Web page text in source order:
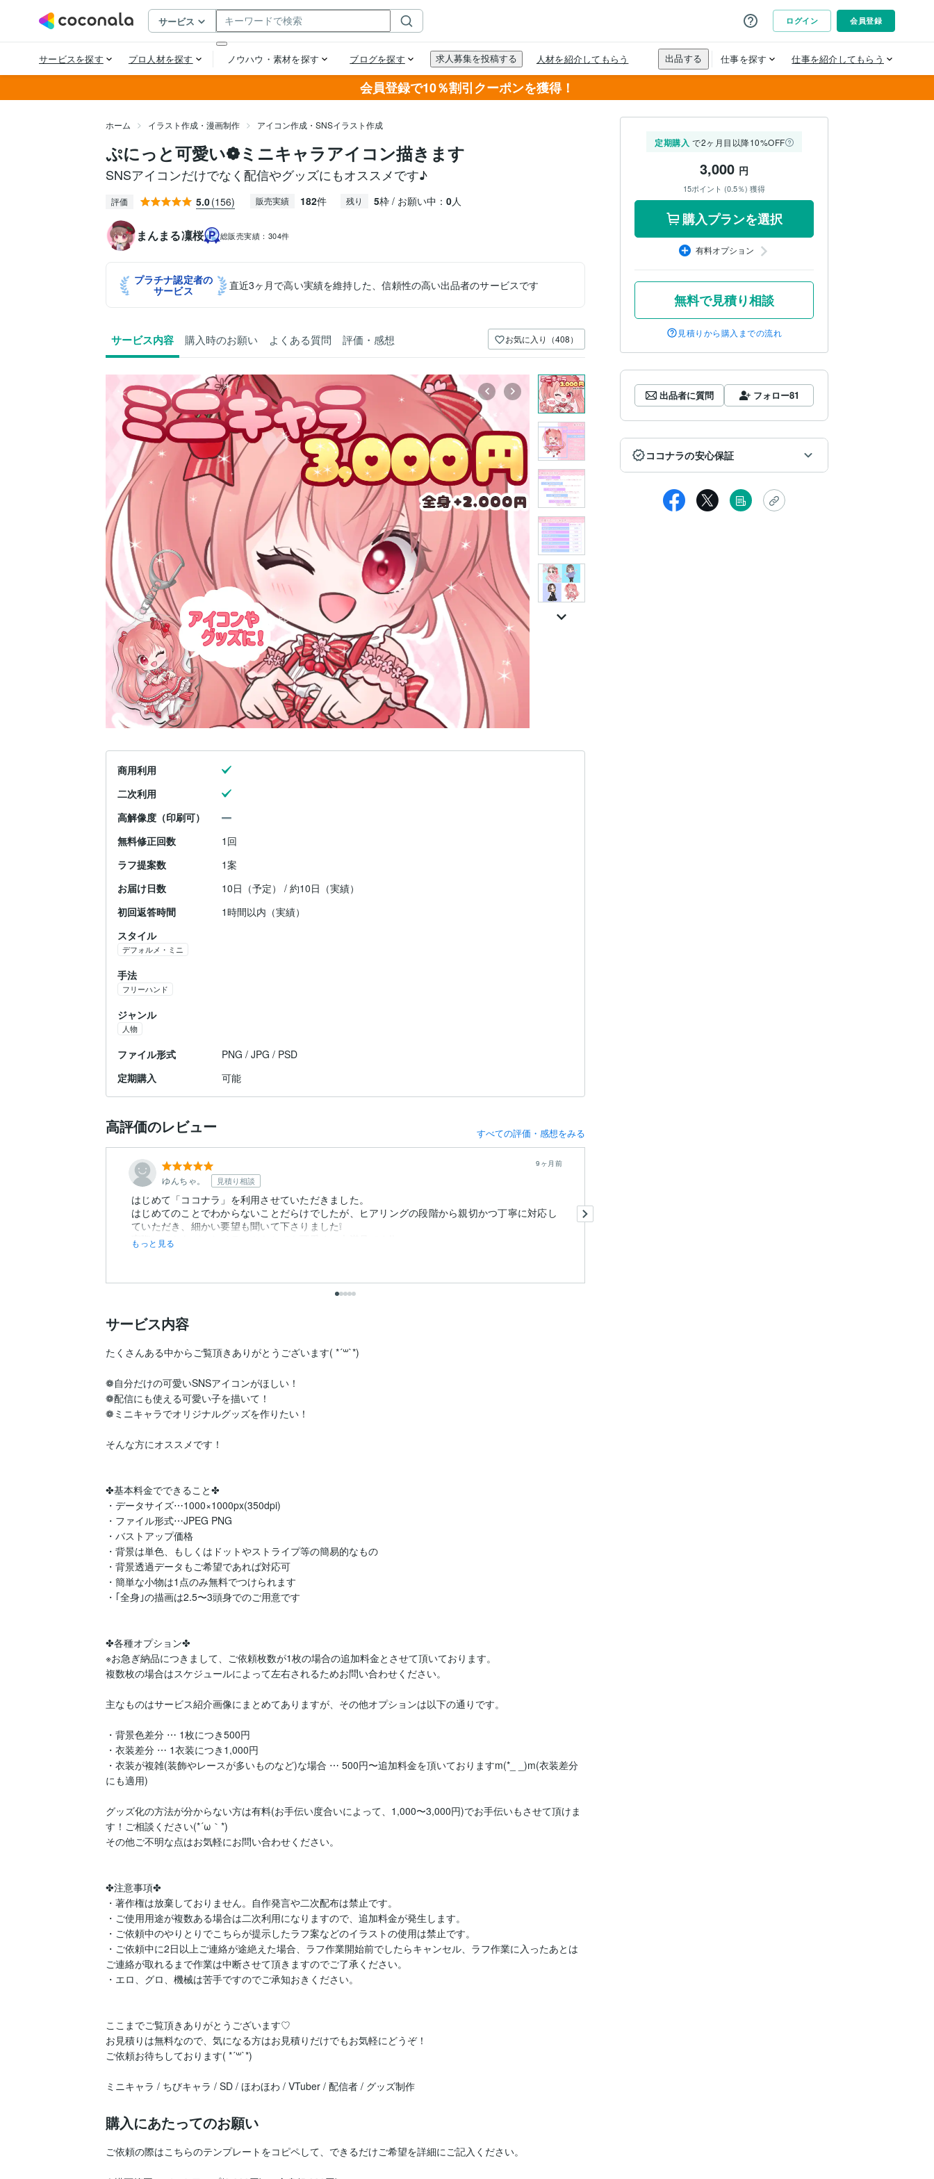
会員登録で10％割引クーポンを獲得！
ホーム イラスト作成・漫画制作 アイコン作成・SNSイラスト作成
ぷにっと可愛い❁ミニキャラアイコン描きます
SNSアイコンだけでなく配信やグッズにもオススメです♪
評価 5.0(156) 販売実績 182件 残り 5枠 / お願い中： 0人
まんまる凜桜 総販売実績： 304件
プラチナ認定者の
サービス
直近3ヶ月で高い実績を維持した、信頼性の高い出品者のサービスです
サービス内容 購入時のお願い よくある質問 評価・感想 お気に入り（408）
商用利用
二次利用
高解像度（印刷可）
無料修正回数
1回
ラフ提案数
1案
お届け日数
10日（予定） / 約10日（実績）
初回返答時間
1時間以内（実績）
スタイル
デフォルメ・ミニ
手法
フリーハンド
ジャンル
人物
ファイル形式
PNG / JPG / PSD
定期購入
可能
高評価のレビュー すべての評価・感想をみる
ゆんちゃ。 見積り相談
9ヶ月前
はじめて「ココナラ」を利用させていただきました。
はじめてのことでわからないことだらけでしたが、ヒアリングの段階から親切かつ丁寧に対応し
ていただき、細かい要望も聞いて下さりました❕
実際にできあがったイラストもとても可愛く、大満足です!!
もっと見る
サービス内容
たくさんある中からご覧頂きありがとうございます( *´꒳`*)
❁自分だけの可愛いSNSアイコンがほしい！
❁配信にも使える可愛い子を描いて！
❁ミニキャラでオリジナルグッズを作りたい！
そんな方にオススメです！
✤基本料金でできること✤
・データサイズ⋯1000×1000px(350dpi)
・ファイル形式⋯JPEG PNG
・バストアップ価格
・背景は単色、もしくはドットやストライプ等の簡易的なもの
・背景透過データもご希望であれば対応可
・簡単な小物は1点のみ無料でつけられます
・｢全身｣の描画は2.5〜3頭身でのご用意です
✤各種オプション✤
※お急ぎ納品につきまして、ご依頼枚数が1枚の場合の追加料金とさせて頂いております。
複数枚の場合はスケジュールによって左右されるためお問い合わせください。
主なものはサービス紹介画像にまとめてありますが、その他オプションは以下の通りです。
・背景色差分 ⋯ 1枚につき500円
・衣装差分 ⋯ 1衣装につき1,000円
・衣装が複雑(装飾やレースが多いものなど)な場合 ⋯ 500円〜追加料金を頂いておりますm(*_ _)m(衣装差分
にも適用)
グッズ化の方法が分からない方は有料(お手伝い度合いによって、1,000〜3,000円)でお手伝いもさせて頂けま
す！ご相談ください(*´ω｀*)
その他ご不明な点はお気軽にお問い合わせください。
✤注意事項✤
・著作権は放棄しておりません。自作発言や二次配布は禁止です。
・ご使用用途が複数ある場合は二次利用になりますので、追加料金が発生します。
・ご依頼中のやりとりでこちらが提示したラフ案などのイラストの使用は禁止です。
・ご依頼中に2日以上ご連絡が途絶えた場合、ラフ作業開始前でしたらキャンセル、ラフ作業に入ったあとは
ご連絡が取れるまで作業は中断させて頂きますのでご了承ください。
・エロ、グロ、機械は苦手ですのでご承知おきください。
ここまでご覧頂きありがとうございます♡
お見積りは無料なので、気になる方はお見積りだけでもお気軽にどうぞ！
ご依頼お待ちしております( *´꒳`*)
ミニキャラ / ちびキャラ / SD / ほわほわ / VTuber / 配信者 / グッズ制作
購入にあたってのお願い
ご依頼の際はこちらのテンプレートをコピペして、できるだけご希望を詳細にご記入ください。
定期購入 で2ヶ月目以降10%OFF
3,000 円
15ポイント (0.5％) 獲得
購入プランを選択
有料オプション
無料で見積り相談
見積りから購入までの流れ
出品者に質問 フォロー81
ココナラの安心保証